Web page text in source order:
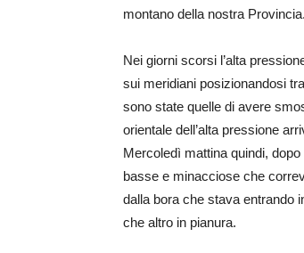
montano della nostra Provincia.
Nei giorni scorsi l’alta
sui meridiani posizionandosi
sono state quelle di avere
orientale dell’alta pressione
Mercoledì mattina quindi,
basse e minacciose che
dalla bora che stava entrando
che altro in pianura.